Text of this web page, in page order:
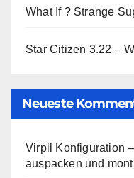
What If ? Strange
Star Citizen 3.22 –
Neueste
Virpil Konfiguration
auspacken und